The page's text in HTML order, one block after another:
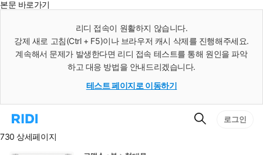
본문 바로가기
리디 접속이 원활하지 않습니다.
강제 새로 고침(Ctrl + F5)이나 브라우저 캐시 삭제를 진행해주세요.
계속해서 문제가 발생한다면 리디 접속 테스트를 통해 원인을 파악
하고 대응 방법을 안내드리겠습니다.
테스트 페이지로 이동하기
리
홈
검
로그인
730 상세페이지